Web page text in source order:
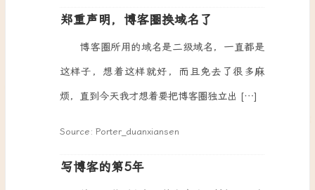
郑重声明，博客圈换域名了
博客圈所用的域名是二级域名，一直都是
这样子，想着这样就好，而且免去了很多麻
烦，直到今天我才想着要把博客圈独立出 […]
Source: Porter_duanxiansen
写博客的第5年